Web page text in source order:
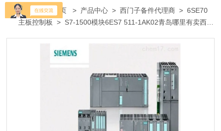
当前位置：首页 > 产品中心 >西门子备件代理商 >6SE70
主板控制板
> S7-1500模块6ES7 511-1AK02青岛哪里有卖西门